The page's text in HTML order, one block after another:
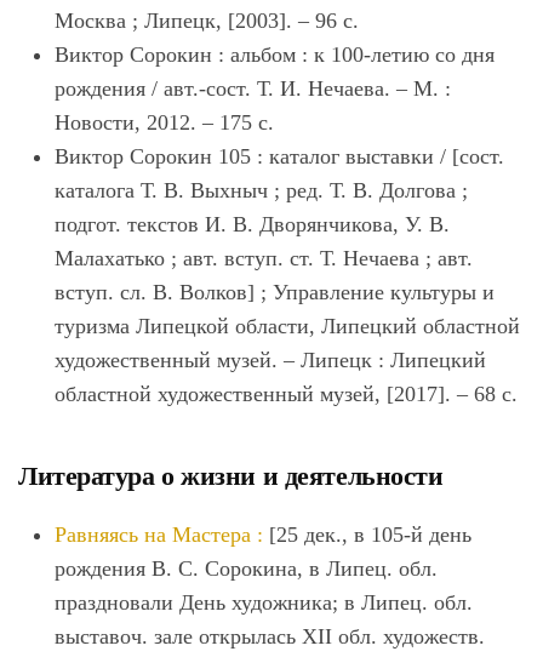
Москва ; Липецк, [2003]. ‒ 96 с.
Виктор Сорокин : альбом : к 100-летию со дня
рождения / авт.-сост. Т. И. Нечаева. – М. :
Новости, 2012. ‒ 175 с.
Виктор Сорокин 105 : каталог выставки / [сост.
каталога Т. В. Выхныч ; ред. Т. В. Долгова ;
подгот. текстов И. В. Дворянчикова, У. В.
Малахатько ; авт. вступ. ст. Т. Нечаева ; авт.
вступ. сл. В. Волков] ; Управление культуры и
туризма Липецкой области, Липецкий областной
художественный музей. ‒ Липецк : Липецкий
областной художественный музей, [2017]. ‒ 68 с.
Литература о жизни и деятельности
Равняясь на Мастера : [25 дек., в 105-й день
рождения В. С. Сорокина, в Липец. обл.
праздновали День художника; в Липец. обл.
выставоч. зале открылась XII обл. художеств.